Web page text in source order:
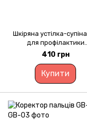
Шкіряна устілка-
для профілактики
поздовжньої та
плоскостопості УПС-
410 грн
Купити